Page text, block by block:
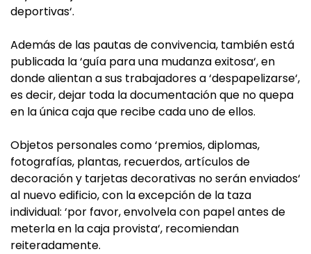
deportivas‘.
Además de las pautas de convivencia, también está
publicada la ‘guía para una mudanza exitosa‘, en
donde alientan a sus trabajadores a ‘despapelizarse‘,
es decir, dejar toda la documentación que no quepa
en la única caja que recibe cada uno de ellos.
Objetos personales como ‘premios, diplomas,
fotografías, plantas, recuerdos, artículos de
decoración y tarjetas decorativas no serán enviados‘
al nuevo edificio, con la excepción de la taza
individual: ‘por favor, envolvela con papel antes de
meterla en la caja provista‘, recomiendan
reiteradamente.